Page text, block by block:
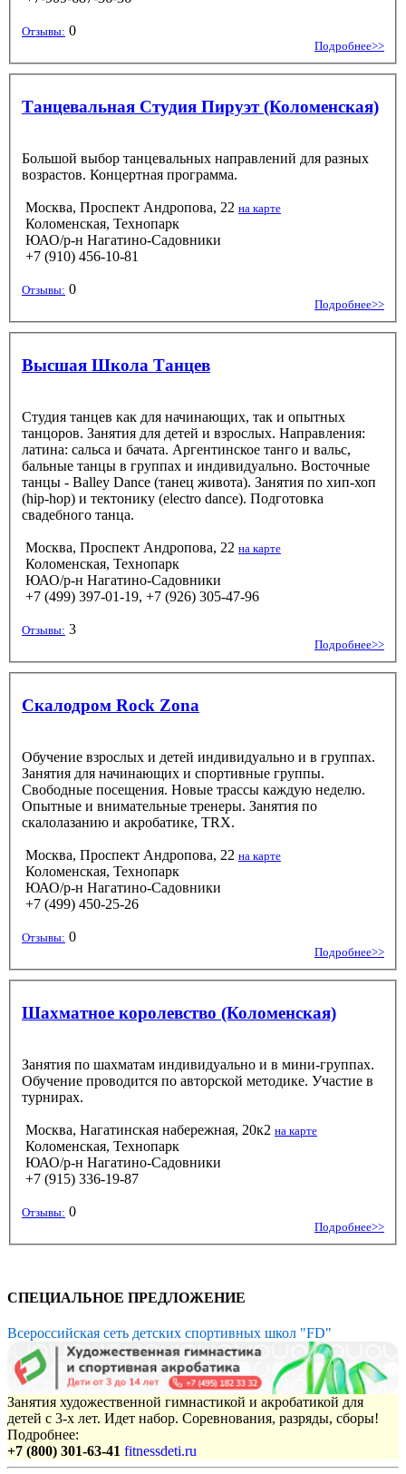
Отзывы: 0
Подробнее>>
Танцевальная Студия Пируэт (Коломенская)
Большой выбор танцевальных направлений для разных
возрастов. Концертная программа.
Москва, Проспект Андропова, 22 на карте
Коломенская, Технопарк
ЮАО/р-н Нагатино-Садовники
+7 (910) 456-10-81
Отзывы: 0
Подробнее>>
Высшая Школа Танцев
Студия танцев как для начинающих, так и опытных
танцоров. Занятия для детей и взрослых. Направления:
латина: сальса и бачата. Аргентинское танго и вальс,
бальные танцы в группах и индивидуально. Восточные
танцы - Balley Dance (танец живота). Занятия по хип-хоп
(hip-hop) и тектонику (electro dance). Подготовка
свадебного танца.
Москва, Проспект Андропова, 22 на карте
Коломенская, Технопарк
ЮАО/р-н Нагатино-Садовники
+7 (499) 397-01-19, +7 (926) 305-47-96
Отзывы: 3
Подробнее>>
Скалодром Rock Zona
Обучение взрослых и детей индивидуально и в группах.
Занятия для начинающих и спортивные группы.
Свободные посещения. Новые трассы каждую неделю.
Опытные и внимательные тренеры. Занятия по
скалолазанию и акробатике, TRX.
Москва, Проспект Андропова, 22 на карте
Коломенская, Технопарк
ЮАО/р-н Нагатино-Садовники
+7 (499) 450-25-26
Отзывы: 0
Подробнее>>
Шахматное королевство (Коломенская)
Занятия по шахматам индивидуально и в мини-группах.
Обучение проводится по авторской методике. Участие в
турнирах.
Москва, Нагатинская набережная, 20к2 на карте
Коломенская, Технопарк
ЮАО/р-н Нагатино-Садовники
+7 (915) 336-19-87
Отзывы: 0
Подробнее>>
СПЕЦИАЛЬНОЕ ПРЕДЛОЖЕНИЕ
Всероссийская сеть детских спортивных школ "FD"
Занятия художественной гимнастикой и акробатикой для
детей с 3-х лет. Идет набор. Соревнования, разряды, сборы!
Подробнее:
+7 (800) 301-63-41 fitnessdeti.ru